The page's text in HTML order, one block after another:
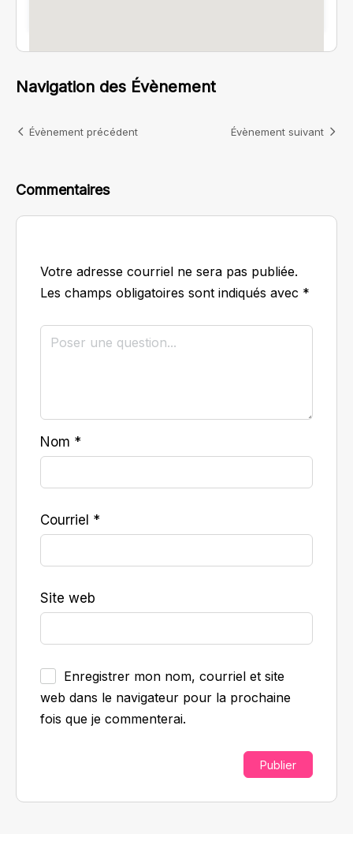
Navigation des Évènement
Évènement précédent Évènement suivant
Commentaires
Votre adresse courriel ne sera pas publiée.
Les champs obligatoires sont indiqués avec *
Nom *
Courriel *
Site web
Enregistrer mon nom, courriel et site
web dans le navigateur pour la prochaine
fois que je commenterai.